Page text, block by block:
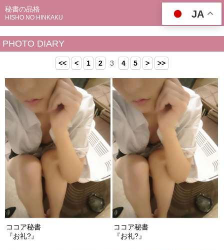
秘書の品格
HISHO NO HINKAKU JA
PHOTO DIARY
<< < 1 2 3 4 5 > >>
ココア秘書
『お礼?』
ココア秘書
『お礼?』